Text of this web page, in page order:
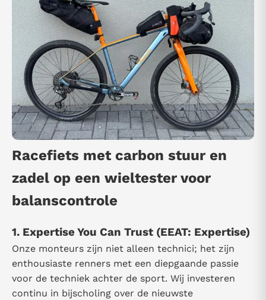
Racefiets met carbon stuur en
zadel op een wieltester voor
balanscontrole
1. Expertise You Can Trust (EEAT: Expertise)
Onze monteurs zijn niet alleen technici; het zijn
enthousiaste renners met een diepgaande passie
voor de techniek achter de sport. Wij investeren
continu in bijscholing over de nieuwste